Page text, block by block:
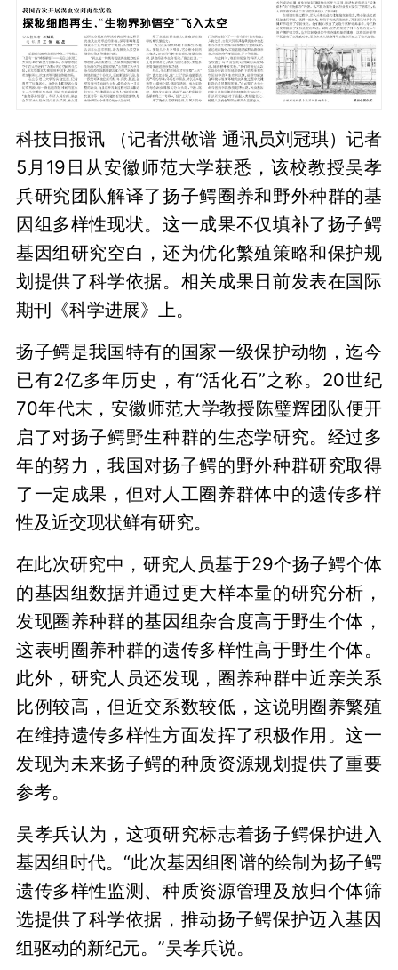
科技日报讯 （记者洪敬谱 通讯员刘冠琪）记者
5月19日从安徽师范大学获悉，该校教授吴孝
兵研究团队解译了扬子鳄圈养和野外种群的基
因组多样性现状。这一成果不仅填补了扬子鳄
基因组研究空白，还为优化繁殖策略和保护规
划提供了科学依据。相关成果日前发表在国际
期刊《科学进展》上。
扬子鳄是我国特有的国家一级保护动物，迄今
已有2亿多年历史，有“活化石”之称。20世纪
70年代末，安徽师范大学教授陈璧辉团队便开
启了对扬子鳄野生种群的生态学研究。经过多
年的努力，我国对扬子鳄的野外种群研究取得
了一定成果，但对人工圈养群体中的遗传多样
性及近交现状鲜有研究。
在此次研究中，研究人员基于29个扬子鳄个体
的基因组数据并通过更大样本量的研究分析，
发现圈养种群的基因组杂合度高于野生个体，
这表明圈养种群的遗传多样性高于野生个体。
此外，研究人员还发现，圈养种群中近亲关系
比例较高，但近交系数较低，这说明圈养繁殖
在维持遗传多样性方面发挥了积极作用。这一
发现为未来扬子鳄的种质资源规划提供了重要
参考。
吴孝兵认为，这项研究标志着扬子鳄保护进入
基因组时代。“此次基因组图谱的绘制为扬子鳄
遗传多样性监测、种质资源管理及放归个体筛
选提供了科学依据，推动扬子鳄保护迈入基因
组驱动的新纪元。”吴孝兵说。